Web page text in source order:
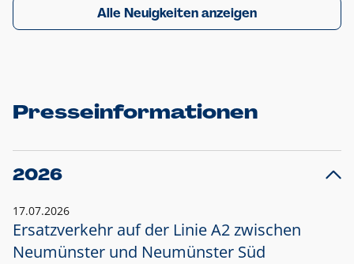
Alle Neuigkeiten anzeigen
Presseinformationen
2026
17.07.2026
Ersatzverkehr auf der Linie A2 zwischen
Neumünster und Neumünster Süd